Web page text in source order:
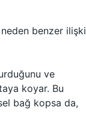
benzer ilişki
ve
koyar. Bu
bağ kopsa da,